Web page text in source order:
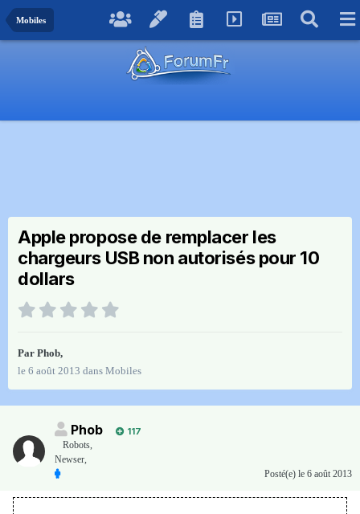
Mobiles
Apple propose de remplacer les
chargeurs USB non autorisés pour 10
dollars
Par Phob,
le 6 août 2013 dans Mobiles
Phob
117
Robots,
Newser,
Posté(e) le 6 août 2013